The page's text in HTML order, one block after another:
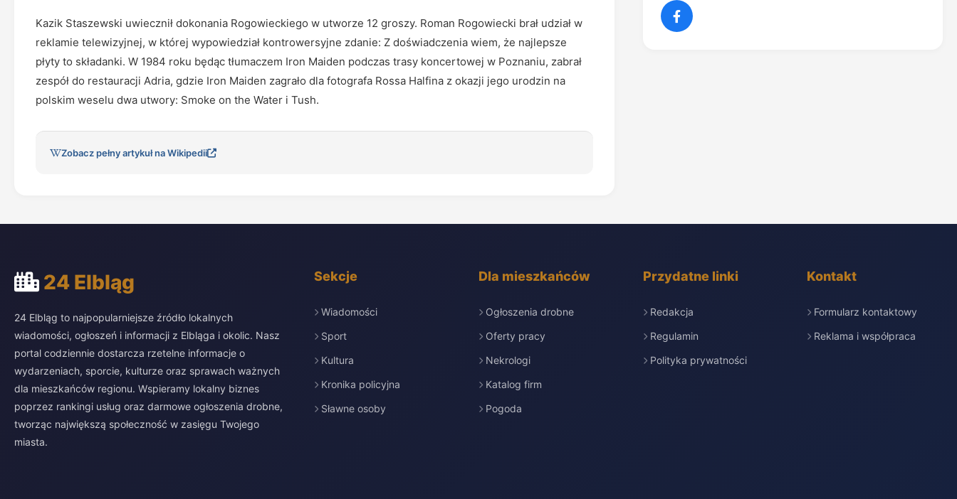
Kazik Staszewski uwiecznił dokonania Rogowieckiego w utworze 12 groszy. Roman Rogowiecki brał udział w
reklamie telewizyjnej, w której wypowiedział kontrowersyjne zdanie: Z doświadczenia wiem, że najlepsze
płyty to składanki. W 1984 roku będąc tłumaczem Iron Maiden podczas trasy koncertowej w Poznaniu, zabrał
zespół do restauracji Adria, gdzie Iron Maiden zagrało dla fotografa Rossa Halfina z okazji jego urodzin na
polskim weselu dwa utwory: Smoke on the Water i Tush.
Zobacz pełny artykuł na Wikipedii
24 Elbląg
24 Elbląg to najpopularniejsze źródło lokalnych
wiadomości, ogłoszeń i informacji z Elbląga i okolic. Nasz
portal codziennie dostarcza rzetelne informacje o
wydarzeniach, sporcie, kulturze oraz sprawach ważnych
dla mieszkańców regionu. Wspieramy lokalny biznes
poprzez rankingi usług oraz darmowe ogłoszenia drobne,
tworząc największą społeczność w zasięgu Twojego
miasta.
Sekcje
Wiadomości
Sport
Kultura
Kronika policyjna
Sławne osoby
Dla mieszkańców
Ogłoszenia drobne
Oferty pracy
Nekrologi
Katalog firm
Pogoda
Przydatne linki
Redakcja
Regulamin
Polityka prywatności
Kontakt
Formularz kontaktowy
Reklama i współpraca